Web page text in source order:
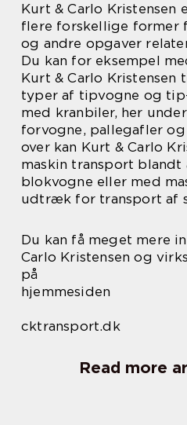
Kurt & Carlo Kristensen
flere forskellige former
og andre opgaver
Du kan for eksempel
Kurt & Carlo Kristensen
typer af tipvogne og
med kranbiler, her
forvogne, pallegafler
over kan Kurt & Carlo
maskin transport blandt
blokvogne eller med
udtræk for transport af
Du kan få meget mere
Carlo Kristensen og
på
hjemmesiden
cktransport.dk
Read more